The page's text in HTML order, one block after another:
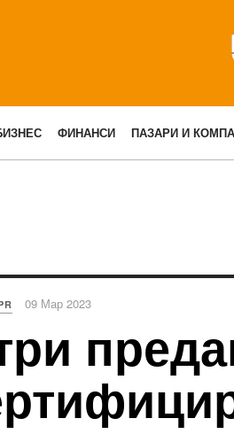
ФИНАНСИ ПАЗАРИ И
09 Мар 2023